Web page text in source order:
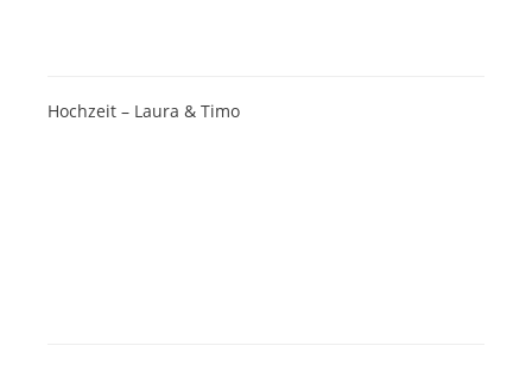
Hochzeit – Laura & Timo